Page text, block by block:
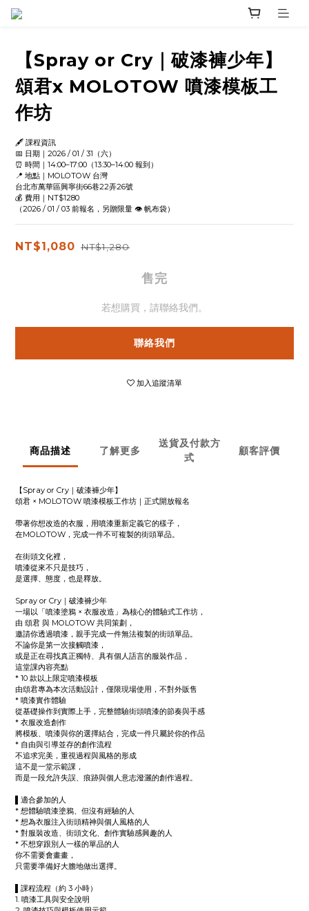
【Spray or Cry｜破漆褲少年】
頌君x MOLOTOW 噴漆模板工
作坊
🖋️ 課程資訊
📅 日期｜2026 / 01 / 31（六）
⏰ 時間｜14:00–17:00（13:30–14:00 報到）
📍 地點｜MOLOTOW 台灣
台北市萬華區興寧街66巷22弄26號
💰 費用｜NT$1280
（2026 / 01 / 03 前報名，另贈限量 👁️ 帆布袋）
NT$1,080 NT$1,280
售完
若想購買，請聯絡我們。
聯絡我們
加入追蹤清單
商品描述 了解更多
送貨及付款方
式
顧客評價
【Spray or Cry｜破漆褲少年】
頌君 × MOLOTOW 噴漆模板工作坊｜正式開放報名
帶著你想改造的衣服，用噴漆重新定義它的樣子，
在MOLOTOW，完成一件不可複製的街頭單品。
在街頭文化裡，
噴漆從來不只是技巧，
是選擇、態度，也是釋放。
Spray or Cry｜破漆褲少年
一場以「噴漆塗鴉 × 衣服改造」為核心的體驗式工作坊，
由 頌君 與 MOLOTOW 共同策劃，
邀請你透過噴漆，親手完成一件無法複製的街頭單品。
不論你是第一次接觸噴漆，
或是正在尋找真正獨特、具有個人語言的服裝作品，
這堂課內容亮點
* 10 款以上限定噴漆模板
由頌君專為本次活動設計，僅限現場使用，不對外販售
* 噴漆實作體驗
從基礎操作到實際上手，完整體驗街頭噴漆的節奏與手感
* 衣服改造創作
將模板、噴漆與你的選擇結合，完成一件只屬於你的作品
* 自由與引導並存的創作流程
不追求完美，重視過程與風格的形成
這不是一堂示範課，
而是一段允許失誤、痕跡與個人意志潑灑的創作過程。
▌適合參加的人
* 想體驗噴漆塗鴉、但沒有經驗的人
* 想為衣服注入街頭精神與個人風格的人
* 對服裝改造、街頭文化、創作實驗感興趣的人
* 不想穿跟別人一樣的單品的人
你不需要會畫畫，
只需要準備好大膽地做出選擇。
▌課程流程（約 3 小時）
1. 噴漆工具與安全說明